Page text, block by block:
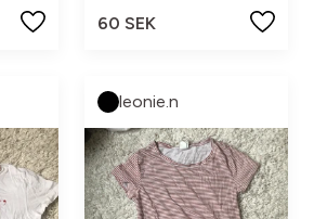
60 SEK
leonie.n